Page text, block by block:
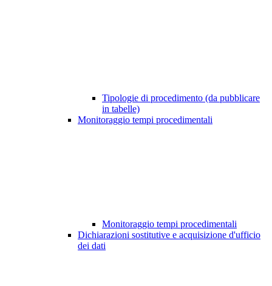
Tipologie di procedimento (da pubblicare
in tabelle)
Monitoraggio tempi procedimentali
Monitoraggio tempi procedimentali
Dichiarazioni sostitutive e acquisizione d'ufficio
dei dati